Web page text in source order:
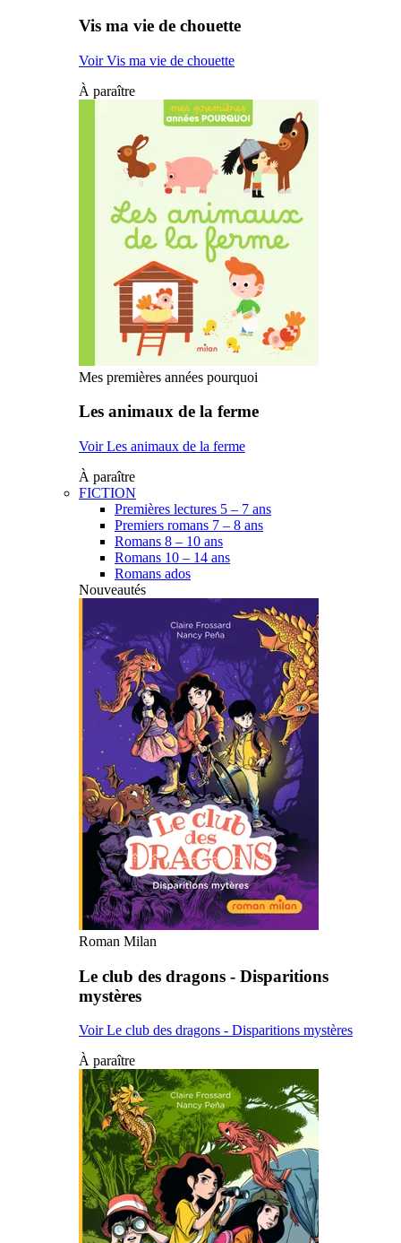
Vis ma vie de chouette
Voir Vis ma vie de chouette
À paraître
Mes premières années pourquoi
Les animaux de la ferme
Voir Les animaux de la ferme
À paraître
FICTION
Premières lectures 5 – 7 ans
Premiers romans 7 – 8 ans
Romans 8 – 10 ans
Romans 10 – 14 ans
Romans ados
Nouveautés
Roman Milan
Le club des dragons - Disparitions
mystères
Voir Le club des dragons - Disparitions mystères
À paraître